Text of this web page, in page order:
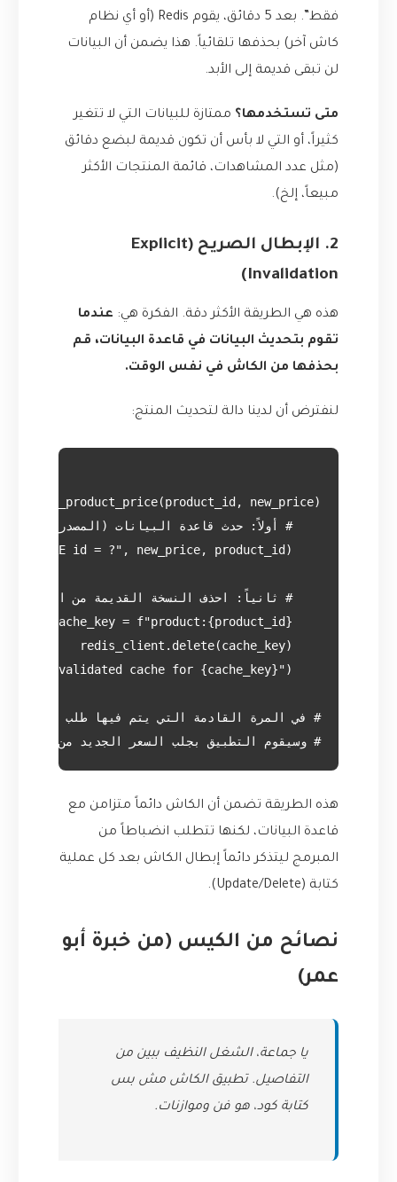
فقط”. بعد 5 دقائق، يقوم Redis (أو أي نظام
كاش آخر) بحذفها تلقائياً. هذا يضمن أن البيانات
لن تبقى قديمة إلى الأبد.
متى تستخدمها؟ ممتازة للبيانات التي لا تتغير
كثيراً، أو التي لا بأس أن تكون قديمة لبضع دقائق
(مثل عدد المشاهدات، قائمة المنتجات الأكثر
مبيعاً، إلخ).
2. الإبطال الصريح (Explicit
Invalidation)
هذه هي الطريقة الأكثر دقة. الفكرة هي: عندما
تقوم بتحديث البيانات في قاعدة البيانات، قم
بحذفها من الكاش في نفس الوقت.
لنفترض أن لدينا دالة لتحديث المنتج:
# وسيقوم التطبيق بجلب السعر الجديد من قاعدة
هذه الطريقة تضمن أن الكاش دائماً متزامن مع
قاعدة البيانات، لكنها تتطلب انضباطاً من
المبرمج ليتذكر دائماً إبطال الكاش بعد كل عملية
كتابة (Update/Delete).
نصائح من الكيس (من خبرة أبو
عمر)
يا جماعة، الشغل النظيف ببين من
التفاصيل. تطبيق الكاش مش بس
كتابة كود، هو فن وموازنات.